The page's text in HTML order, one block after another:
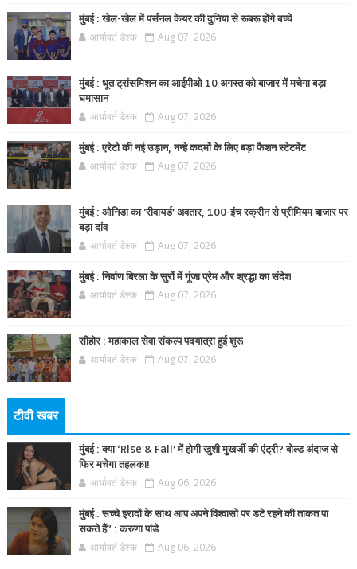
मुंबई : खेल-खेल में पर्सनल केयर की दुनिया से रूबरू होंगे बच्चे
आर्यावर्त डेस्क Aug 07, 2026
मुंबई : धूत ट्रांसमिशन का आईपीओ 10 अगस्त को बाजार में मचेगा बड़ा
घमासान
आर्यावर्त डेस्क Aug 07, 2026
मुंबई : एरेटो की नई उड़ान, नन्हे कदमों के लिए बड़ा फैशन स्टेटमेंट
आर्यावर्त डेस्क Aug 07, 2026
मुंबई : ओनिडा का 'रीवायर्ड’ अवतार, 100-इंच स्क्रीन से प्रीमियम बाजार पर
बड़ा दांव
आर्यावर्त डेस्क Aug 07, 2026
मुंबई : निर्वाण बिरला के सुरों में गूंजा प्रेम और श्रद्धा का संदेश
आर्यावर्त डेस्क Aug 07, 2026
सीहोर : महाकाल सेवा संकल्प पदयात्रा हुई शुरू
आर्यावर्त डेस्क Aug 07, 2026
टीवी खबर
मुंबई : क्या ‘Rise & Fall’ में होगी खुशी मुखर्जी की एंट्री? बोल्ड अंदाज से
फिर मचेगा तहलका!
आर्यावर्त डेस्क Aug 06, 2026
मुंबई : सच्चे इरादों के साथ आप अपने विश्वासों पर डटे रहने की ताकत पा
सकते हैं” : करुणा पांडे
आर्यावर्त डेस्क Aug 06, 2026